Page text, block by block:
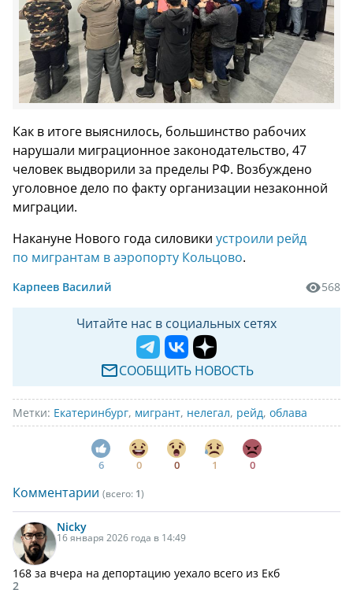
Как в итоге выяснилось, большинство рабочих
нарушали миграционное законодательство, 47
человек выдворили за пределы РФ. Возбуждено
уголовное дело по факту организации незаконной
миграции.
Накануне Нового года силовики устроили рейд
по мигрантам в аэропорту Кольцово.
Карпеев Василий 568
Читайте нас в социальных сетях
СООБЩИТЬ НОВОСТЬ
Метки: Екатеринбург, мигрант, нелегал, рейд, облава
6 0 0 1 0
Комментарии (всего: 1)
Nicky
16 января 2026 года в 14:49
168 за вчера на депортацию уехало всего из Екб
2